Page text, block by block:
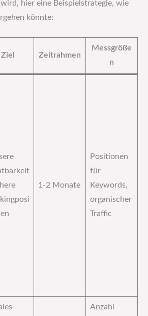
hier eine Beispielstrategie, wie
könnte:
Ziel Zeitrahmen
Messgröße
n
1-2 Monate
Positionen
für
Keywords,
organischer
Traffic
Anzahl